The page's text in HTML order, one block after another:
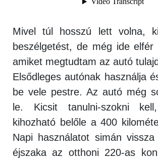
Mivel túl hosszú lett volna,
beszélgetést, de még ide elfér
amiket megtudtam az autó
Elsődleges autónak használja
be vele pestre. Az autó még
le. Kicsit tanulni-szokni
kihozható belőle a 400
Napi használatot simán
éjszaka az otthoni 220-as